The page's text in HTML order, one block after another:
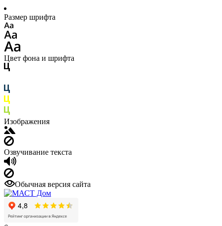
Размер шрифта
Цвет фона и шрифта
Изображения
Озвучивание текста
Обычная версия сайта